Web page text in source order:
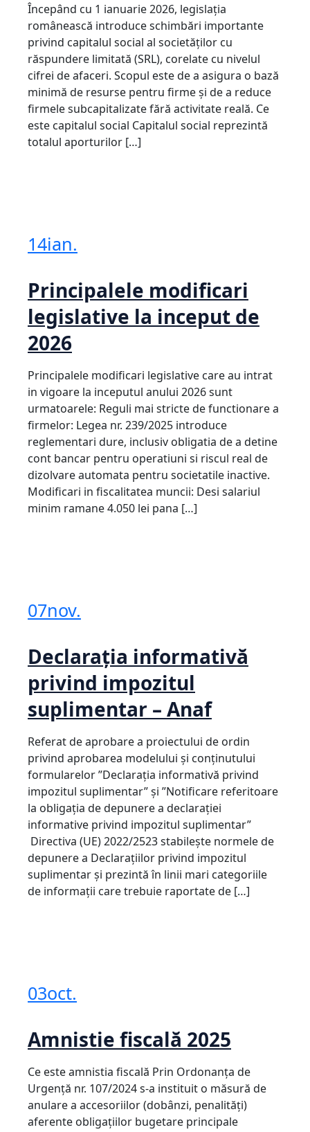
Începând cu 1 ianuarie 2026, legislația
românească introduce schimbări importante
privind capitalul social al societăților cu
răspundere limitată (SRL), corelate cu nivelul
cifrei de afaceri. Scopul este de a asigura o bază
minimă de resurse pentru firme și de a reduce
firmele subcapitalizate fără activitate reală. Ce
este capitalul social Capitalul social reprezintă
totalul aporturilor […]
14ian.
Principalele modificari
legislative la inceput de
2026
Principalele modificari legislative care au intrat
in vigoare la inceputul anului 2026 sunt
urmatoarele: Reguli mai stricte de functionare a
firmelor: Legea nr. 239/2025 introduce
reglementari dure, inclusiv obligatia de a detine
cont bancar pentru operatiuni si riscul real de
dizolvare automata pentru societatile inactive.
Modificari in fiscalitatea muncii: Desi salariul
minim ramane 4.050 lei pana […]
07nov.
Declarația informativă
privind impozitul
suplimentar – Anaf
Referat de aprobare a proiectului de ordin
privind aprobarea modelului şi conținutului
formularelor ”Declarația informativă privind
impozitul suplimentar” și ”Notificare referitoare
la obligația de depunere a declarației
informative privind impozitul suplimentar”
Directiva (UE) 2022/2523 stabilește normele de
depunere a Declarațiilor privind impozitul
suplimentar și prezintă în linii mari categoriile
de informații care trebuie raportate de […]
03oct.
Amnistie fiscală 2025
Ce este amnistia fiscală Prin Ordonanța de
Urgență nr. 107/2024 s-a instituit o măsură de
anulare a accesoriilor (dobânzi, penalităţi)
aferente obligaţiilor bugetare principale